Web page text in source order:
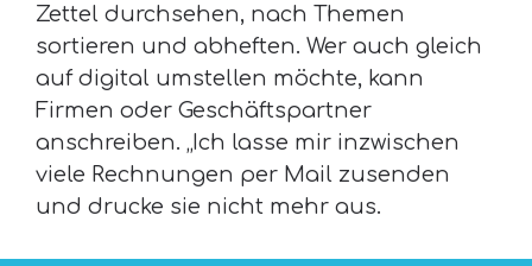
Zettel durchsehen, nach Themen
sortieren und abheften. Wer auch gleich
auf digital umstellen möchte, kann
Firmen oder Geschäftspartner
anschreiben. „Ich lasse mir inzwischen
viele Rechnungen per Mail zusenden
und drucke sie nicht mehr aus.